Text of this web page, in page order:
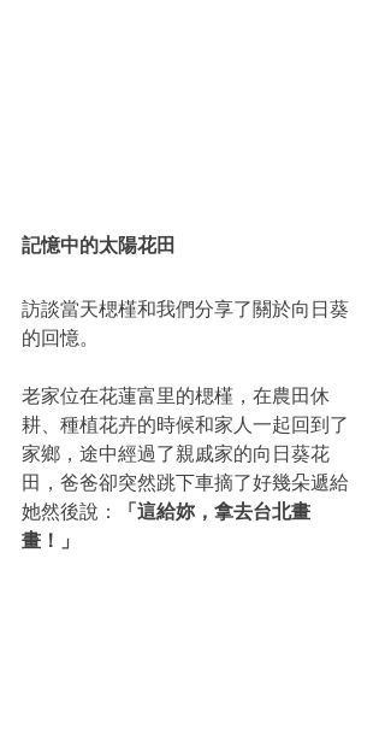
記憶中的太陽花田
訪談當天楒槿和我們分享了關於向日葵
的回憶。
老家位在花蓮富里的楒槿，在農田休
耕、種植花卉的時候和家人一起回到了
家鄉，途中經過了親戚家的向日葵花
田，爸爸卻突然跳下車摘了好幾朵遞給
她然後說：
「這給妳，拿去台北畫
畫！」